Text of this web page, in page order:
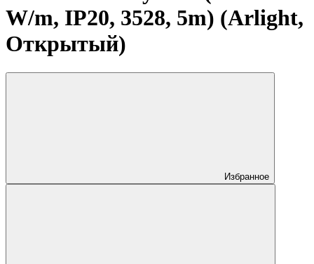
W/m, IP20, 3528, 5m) (Arlight,
Открытый)
Избранное